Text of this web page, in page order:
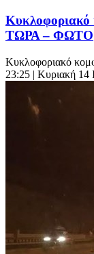
Κυκλοφοριακό
ΤΩΡΑ – ΦΩΤΟ
Κυκλοφοριακό
23:25 | Κυριακή 14